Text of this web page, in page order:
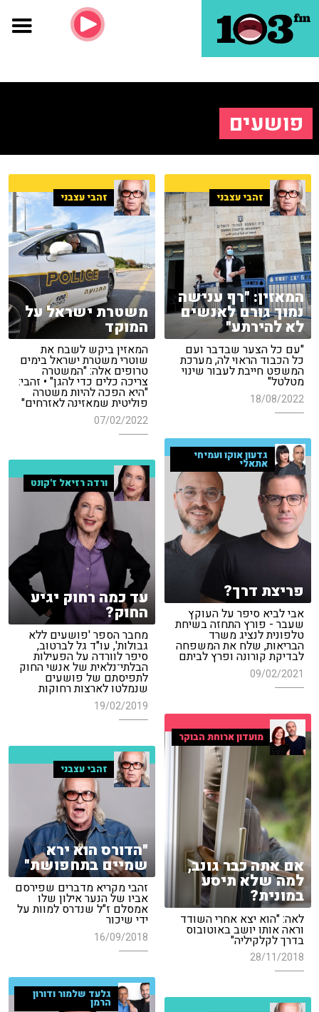
פושעים
זהבי עצבני
המאזין: "רף ענישה
נמוך גורם לאנשים
לא להירתע"
"עם כל הצער שבדבר ועם
כל הכבוד הראוי לה, מערכת
המשפט חייבת לעבור שינוי
מטלטל"
18/08/2022
זהבי עצבני
משטרת ישראל על
המוקד
המאזין ביקש לשבח את
שוטרי משטרת ישראל בימים
טרופים אלה: "המשטרה
צריכה כלים כדי להגן" • זהבי:
"היא הפכה להיות משטרה
פוליטית שמאזינה לאזרחים"
07/02/2022
גדעון אוקו ועמיחי
אתאלי
פריצת דרך?
אבי לביא סיפר על העוקץ
שעבר - פורץ התחזה בשיחת
טלפונית לנציג משרד
הבריאות, שלח את המשפחה
לבדיקת קורונה ופרץ לביתם
09/02/2021
ורדה רזיאל ז'קונט
עד כמה רחוק יגיע
החוק?
מחבר הספר 'פושעים ללא
גבולות', עו"ד גל לברטוב,
סיפר לוורדה על הפעילות
הבלתי־נלאית של אנשי החוק
לתפיסתם של פושעים
שנמלטו לארצות רחוקות
19/02/2019
מועדון ארוחת הבוקר
אם אתה כבר גונב,
למה שלא תיסע
במונית?
לאה: "הוא יצא אחרי השודד
וראה אותו יושב באוטובוס
בדרך לקלקיליה"
28/11/2018
זהבי עצבני
"הדורס הוא ירא
שמיים בתחפושת"
זהבי מקריא מדברים שפירסם
אביו של הנער אילון שלו
אמסלם ז"ל שנדרס למוות על
ידי שיכור
16/09/2018
גלעד שלמור ודורון
הרמן